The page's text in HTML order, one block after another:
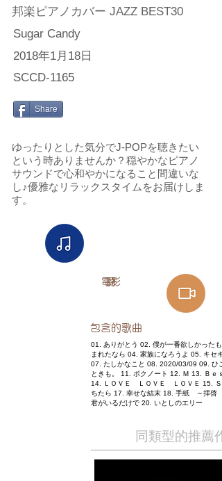
邦楽ピアノカバー JAZZ BEST30
Sugar Candy
2018年1月18日
SCCD-1165
Share
ゆったりとした気分でJ-POPを聴きたい
という時ありませんか？穏やかなピアノ
サウンドで心和やかになること間違いな
し♪優雅なリラックスタイムをお届けしま
す。
聽
電影
包含的歌曲
01. ありがとう 02. 僕が一番欲しかったも
まれたなら 04. 家族になろうよ 05. キセ
07. たしかなこと 08. 2020/03/09 09. ひ
ときも。 11. ボクノート 12. Ｍ 13. Ｂｅ
14. ＬＯＶＥ ＬＯＶＥ ＬＯＶＥ 15. Ｓ
ちたら 17. 幸せな結末 18. 手紙 ～拝啓
君がいるだけで 20. いとしのエリー
同類型的推薦